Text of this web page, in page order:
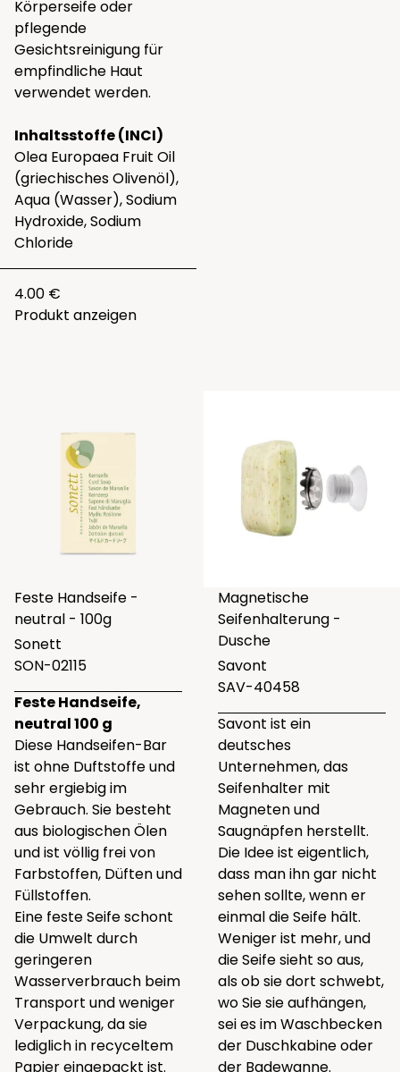
Körperseife oder
pflegende
Gesichtsreinigung für
empfindliche Haut
verwendet werden.
Inhaltsstoffe (INCI)
Olea Europaea Fruit Oil
(griechisches Olivenöl),
Aqua (Wasser), Sodium
Hydroxide, Sodium
Chloride
4.00 €
Produkt anzeigen
Feste Handseife -
neutral - 100g
Sonett
SON-02115
Feste Handseife,
neutral 100 g
Diese Handseifen-Bar
ist ohne Duftstoffe und
sehr ergiebig im
Gebrauch. Sie besteht
aus biologischen Ölen
und ist völlig frei von
Farbstoffen, Düften und
Füllstoffen.
Eine feste Seife schont
die Umwelt durch
geringeren
Wasserverbrauch beim
Transport und weniger
Verpackung, da sie
lediglich in recyceltem
Papier eingepackt ist.
Magnetische
Seifenhalterung -
Dusche
Savont
SAV-40458
Savont ist ein
deutsches
Unternehmen, das
Seifenhalter mit
Magneten und
Saugnäpfen herstellt.
Die Idee ist eigentlich,
dass man ihn gar nicht
sehen sollte, wenn er
einmal die Seife hält.
Weniger ist mehr, und
die Seife sieht so aus,
als ob sie dort schwebt,
wo Sie sie aufhängen,
sei es im Waschbecken
der Duschkabine oder
der Badewanne.